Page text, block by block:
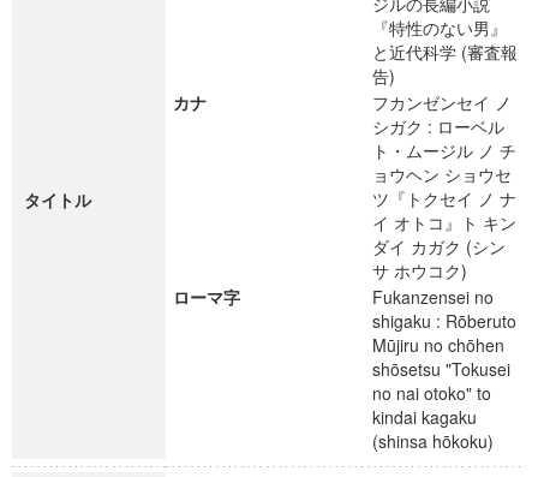
タイトル
『特性のない男』
と近代科学 (審査報
告)
カナ
フカンゼンセイ ノ
シガク : ローベル
ト・ムージル ノ チ
ョウヘン ショウセ
ツ『トクセイ ノ ナ
イ オトコ』ト キン
ダイ カガク (シン
サ ホウコク)
ローマ字
Fukanzensei no
shigaku : Rōberuto
Mūjiru no chōhen
shōsetsu "Tokusei
no nai otoko" to
kindai kagaku
(shinsa hōkoku)